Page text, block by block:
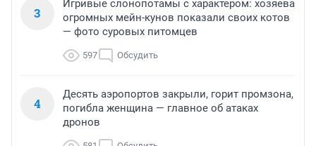
3
Игривые слонопотамы с характером: хозяева
огромных мейн-кунов показали своих котов
— фото суровых питомцев
597 Обсудить
4
Десять аэропортов закрыли, горит промзона,
погибла женщина — главное об атаках
дронов